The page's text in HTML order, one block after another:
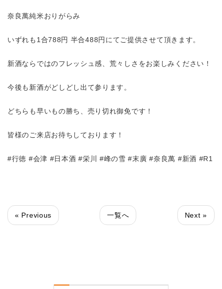
奈良萬純米おりがらみ
いずれも 1 合788円 半合488円にてご提供させて頂きます。
新酒ならではのフレッシュ感、荒々しさをお楽しみください！
今後も新酒がどしどし出て参ります。
どちらも早いもの勝ち、売り切れ御免です！
皆様のご来店お待ちしております！
#行徳 #会津 #日本酒 #栄川 #峰の雪 #末廣 #奈良萬 #新酒 #R1
« Previous 一覧へ Next »